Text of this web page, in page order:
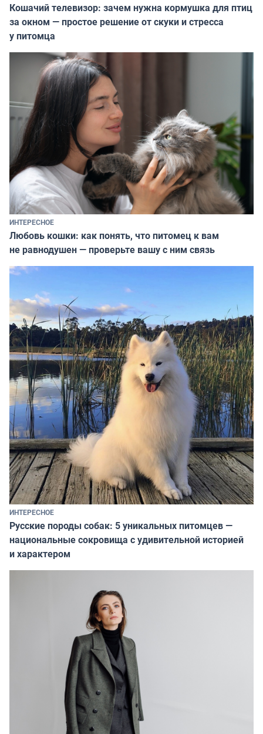
Кошачий телевизор: зачем нужна кормушка для птиц
за окном — простое решение от скуки и стресса
у питомца
ИНТЕРЕСНОЕ
Любовь кошки: как понять, что питомец к вам
не равнодушен — проверьте вашу с ним связь
ИНТЕРЕСНОЕ
Русские породы собак: 5 уникальных питомцев —
национальные сокровища с удивительной историей
и характером